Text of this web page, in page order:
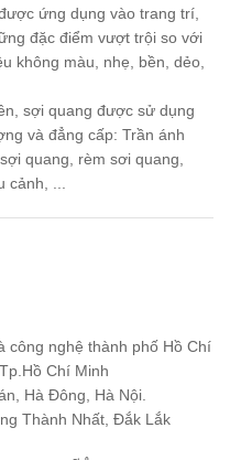
ứng dụng vào trang trí,
đặc điểm vượt trội so với
không màu, nhẹ, bền, dẻo,
sợi quang được sử dụng
và đẳng cấp: Trần ánh
quang, rèm sơi quang,
...
công nghệ thành phố Hồ Chí
Chí Minh
Hà Đông, Hà Nội.
Thành Nhất, Đắk Lắk